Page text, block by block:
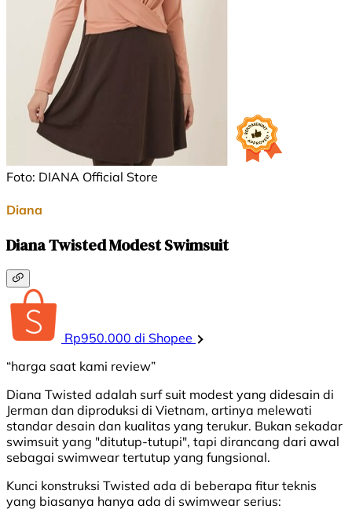
Foto: DIANA Official Store
Diana
Diana Twisted Modest Swimsuit
Rp950.000 di Shopee
“harga saat kami review”
Diana Twisted adalah surf suit modest yang didesain di
Jerman dan diproduksi di Vietnam, artinya melewati
standar desain dan kualitas yang terukur. Bukan sekadar
swimsuit yang "ditutup-tutupi", tapi dirancang dari awal
sebagai swimwear tertutup yang fungsional.
Kunci konstruksi Twisted ada di beberapa fitur teknis
yang biasanya hanya ada di swimwear serius: